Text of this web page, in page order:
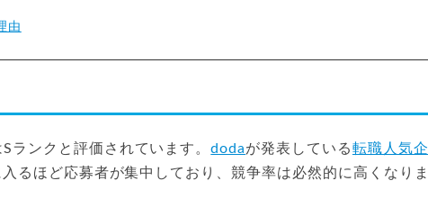
由
ランクと評価されています。dodaが発表している転職人気企
るほど応募者が集中しており、競争率は必然的に高くなりま